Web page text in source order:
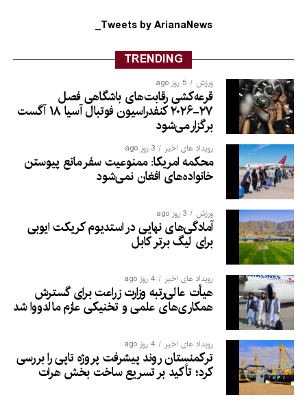
Tweets by ArianaNews_
TRENDING
ورزش 5 روز ago
قرعه‌کشی رقابت‌های باشگاهی فصل
۲۷-۲۰۲۶ کنفدراسیون فوتبال آسیا ۱۸ آگست
برگزار می‌شود
رویداد های اخیر 3 روز ago
محکمه امریکا: ممنوعیت سفر مانع پیوستن
خانواده‌های افغان نمی‌شود
ورزش 3 روز ago
آمادگی‌های نهایی در استدیوم کریکت ایوبی
برای لیگ برتر کابل
رویداد های اخیر 4 روز ago
هیأت عالی‌رتبه وزارت زراعت برای گسترش
همکاری‌های علمی و تخنیکی عازم مالدووا شد
رویداد های اخیر 4 روز ago
ترکمنستان روند پیشرفت پروژه تاپی را بررسی
کرد؛ تأکید بر تسریع ساخت بخش هرات